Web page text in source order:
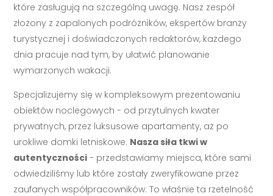
które zasługują na szczególną uwagę. Nasz zespół
złożony z zapalonych podróżników, ekspertów branży
turystycznej i doświadczonych redaktorów, każdego
dnia pracuje nad tym, by ułatwić planowanie
wymarzonych wakacji.
Specjalizujemy się w kompleksowym prezentowaniu
obiektów noclegowych - od przytulnych kwater
prywatnych, przez luksusowe apartamenty, aż po
urokliwe domki letniskowe. Nasza siła tkwi w
autentyczności - przedstawiamy miejsca, które sami
odwiedziliśmy lub które zostały zweryfikowane przez
zaufanych współpracowników. To właśnie ta rzetelność